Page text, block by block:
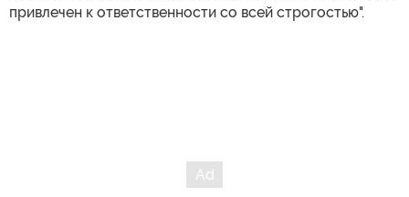
привлечен к ответственности со всей строгостью".